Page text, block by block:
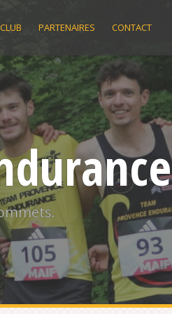
CLUB PARTENAIRES CONTACT